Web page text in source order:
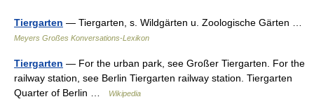
Tiergarten — Tiergarten, s. Wildgärten u. Zoologische Gärten …
Meyers Großes Konversations-Lexikon
Tiergarten — For the urban park, see Großer Tiergarten. For the
railway station, see Berlin Tiergarten railway station. Tiergarten
Quarter of Berlin …
Wikipedia